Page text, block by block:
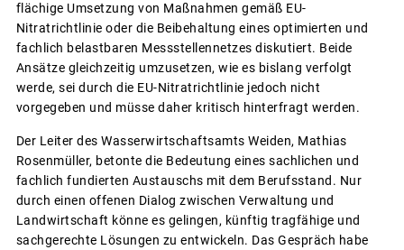
flächige Umsetzung von Maßnahmen gemäß EU-
Nitratrichtlinie oder die Beibehaltung eines optimierten und
fachlich belastbaren Messstellennetzes diskutiert. Beide
Ansätze gleichzeitig umzusetzen, wie es bislang verfolgt
werde, sei durch die EU-Nitratrichtlinie jedoch nicht
vorgegeben und müsse daher kritisch hinterfragt werden.
Der Leiter des Wasserwirtschaftsamts Weiden, Mathias
Rosenmüller, betonte die Bedeutung eines sachlichen und
fachlich fundierten Austauschs mit dem Berufsstand. Nur
durch einen offenen Dialog zwischen Verwaltung und
Landwirtschaft könne es gelingen, künftig tragfähige und
sachgerechte Lösungen zu entwickeln. Das Gespräch habe